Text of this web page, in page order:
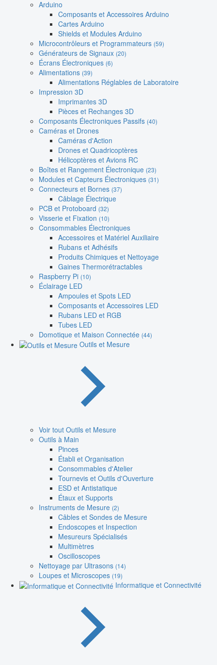
Arduino
Composants et Accessoires Arduino
Cartes Arduino
Shields et Modules Arduino
Microcontrôleurs et Programmateurs (59)
Générateurs de Signaux (20)
Écrans Électroniques (6)
Alimentations (39)
Alimentations Réglables de Laboratoire
Impression 3D
Imprimantes 3D
Pièces et Rechanges 3D
Composants Électroniques Passifs (40)
Caméras et Drones
Caméras d'Action
Drones et Quadricoptères
Hélicoptères et Avions RC
Boîtes et Rangement Électronique (23)
Modules et Capteurs Électroniques (31)
Connecteurs et Bornes (37)
Câblage Électrique
PCB et Protoboard (32)
Visserie et Fixation (10)
Consommables Électroniques
Accessoires et Matériel Auxiliaire
Rubans et Adhésifs
Produits Chimiques et Nettoyage
Gaines Thermorétractables
Raspberry Pi (10)
Éclairage LED
Ampoules et Spots LED
Composants et Accessoires LED
Rubans LED et RGB
Tubes LED
Domotique et Maison Connectée (44)
Outils et Mesure
Voir tout Outils et Mesure
Outils à Main
Pinces
Établi et Organisation
Consommables d'Atelier
Tournevis et Outils d'Ouverture
ESD et Antistatique
Étaux et Supports
Instruments de Mesure (2)
Câbles et Sondes de Mesure
Endoscopes et Inspection
Mesureurs Spécialisés
Multimètres
Oscilloscopes
Nettoyage par Ultrasons (14)
Loupes et Microscopes (19)
Informatique et Connectivité